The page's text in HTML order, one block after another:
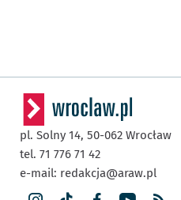
pl. Solny 14, 50-062 Wrocław
tel. 71 776 71 42
e-mail: redakcja@araw.pl